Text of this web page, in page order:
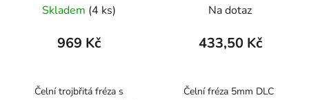
Skladem (4 ks)
969 Kč
Čelní trojbřitá fréza s
Na dotaz
433,50 Kč
Čelní fréza 5mm DLC